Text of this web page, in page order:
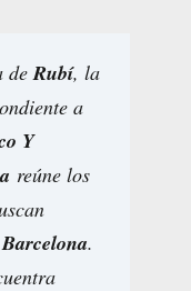
deRubí, la
a
Y
reúne los
Barcelona.